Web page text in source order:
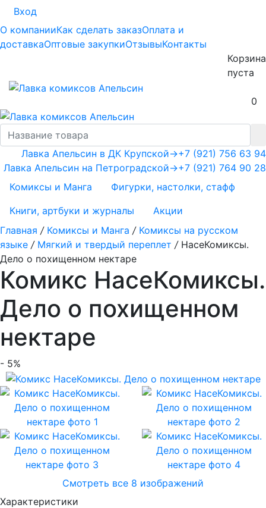
Вход
О компанииКак сделать заказОплата и
доставкаОптовые закупкиОтзывыКонтакты
Корзина
пуста
0
+7 (921) 756 63 94
+7 (921) 764 90 28
Лавка Апельсин в ДК Крупской→
Лавка Апельсин на Петроградской→
Комиксы и Манга
Фигурки, настолки, стафф
Книги, артбуки и журналы
Акции
Главная / Комиксы и Манга / Комиксы на русском
языке / Мягкий и твердый переплет / НасеКомиксы.
Дело о похищенном нектаре
Комикс НасеКомиксы.
Дело о похищенном
нектаре
- 5%
Смотреть все 8 изображений
Характеристики